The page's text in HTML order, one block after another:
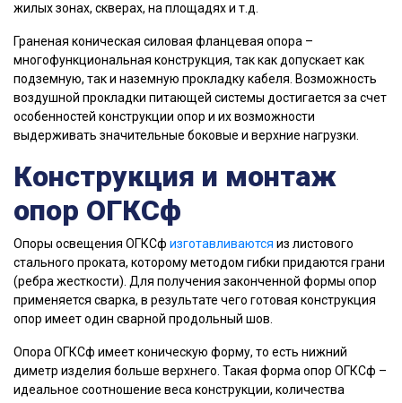
жилых зонах, скверах, на площадях и т.д.
Граненая коническая силовая фланцевая опора –
многофункциональная конструкция, так как допускает как
подземную, так и наземную прокладку кабеля. Возможность
воздушной прокладки питающей системы достигается за счет
особенностей конструкции опор и их возможности
выдерживать значительные боковые и верхние нагрузки.
Конструкция и монтаж
опор ОГКСф
Опоры освещения ОГКСф изготавливаются из листового
стального проката, которому методом гибки придаются грани
(ребра жесткости). Для получения законченной формы опор
применяется сварка, в результате чего готовая конструкция
опор имеет один сварной продольный шов.
Опора ОГКСф имеет коническую форму, то есть нижний
диметр изделия больше верхнего. Такая форма опор ОГКСф –
идеальное соотношение веса конструкции, количества